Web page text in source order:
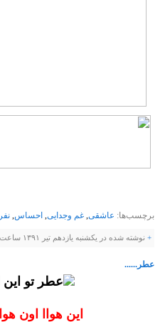
برچسب‌ها: عاشقی غم وجدایی احساس
+ نوشته شده در یکشنبه یازدهم تیر ۱۳۹۱ ساعت 20:21 توسط ســـروش |
عطر......
عطر تو این
این هواا اون